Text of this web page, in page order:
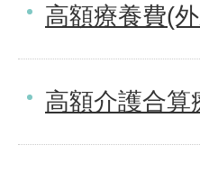
高額療養費(
高額介護合算